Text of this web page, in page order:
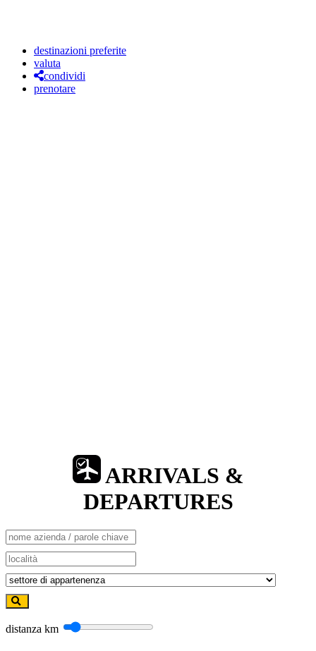
destinazioni preferite
valuta
condividi
prenotare
ARRIVALS &
DEPARTURES
distanza km